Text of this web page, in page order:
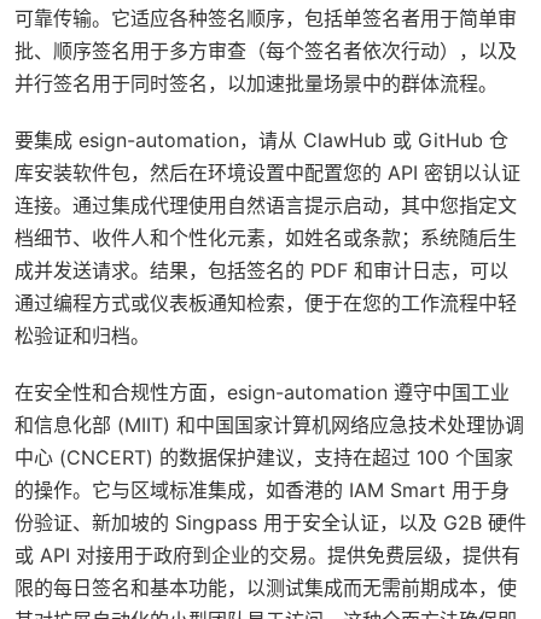
可靠传输。它适应各种签名顺序，包括单签名者用于简单审
批、顺序签名用于多方审查（每个签名者依次行动），以及
并行签名用于同时签名，以加速批量场景中的群体流程。
要集成 esign-automation，请从 ClawHub 或 GitHub 仓
库安装软件包，然后在环境设置中配置您的 API 密钥以认证
连接。通过集成代理使用自然语言提示启动，其中您指定文
档细节、收件人和个性化元素，如姓名或条款；系统随后生
成并发送请求。结果，包括签名的 PDF 和审计日志，可以
通过编程方式或仪表板通知检索，便于在您的工作流程中轻
松验证和归档。
在安全性和合规性方面，esign-automation 遵守中国工业
和信息化部 (MIIT) 和中国国家计算机网络应急技术处理协调
中心 (CNCERT) 的数据保护建议，支持在超过 100 个国家
的操作。它与区域标准集成，如香港的 IAM Smart 用于身
份验证、新加坡的 Singpass 用于安全认证，以及 G2B 硬件
或 API 对接用于政府到企业的交易。提供免费层级，提供有
限的每日签名和基本功能，以测试集成而无需前期成本，使